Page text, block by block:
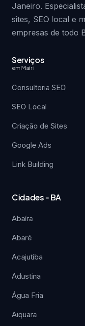
Janeiro.
sites, SEO local e
empresas de todo
Serviços
em Mairi
Consultoria SEO
SEO Local
Criação de Sites
Google Ads
Link Building
Cidades - BA
Abaíra
Abaré
Acajutiba
Adustina
Água Fria
Aiquara